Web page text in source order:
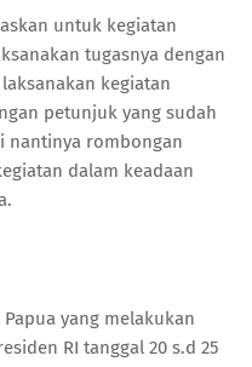
untuk kegiatan
tugasnya dengan
kegiatan
petunjuk yang sudah
nantinya rombongan
dalam keadaan
yang melakukan
RI tanggal 20 s.d 25